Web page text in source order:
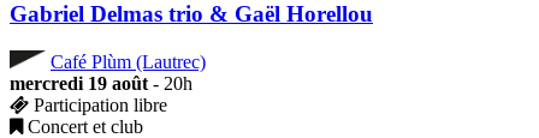
Gabriel Delmas trio & Gaël Horellou
Café Plùm (Lautrec)
mercredi 19 août - 20h
Participation libre
Concert et club